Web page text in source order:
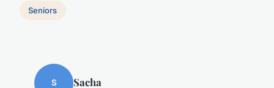
Seniors
S Sacha